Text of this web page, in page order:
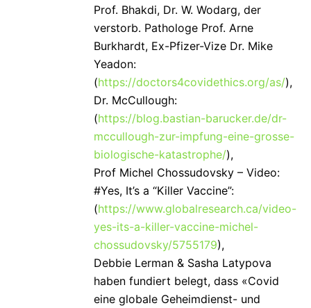
Prof. Bhakdi, Dr. W. Wodarg, der
verstorb. Pathologe Prof. Arne
Burkhardt, Ex-Pfizer-Vize Dr. Mike
Yeadon:
(https://doctors4covidethics.org/as/),
Dr. McCullough:
(https://blog.bastian-barucker.de/dr-
mccullough-zur-impfung-eine-grosse-
biologische-katastrophe/),
Prof Michel Chossudovsky – Video:
#Yes, It’s a “Killer Vaccine”:
(https://www.globalresearch.ca/video-
yes-its-a-killer-vaccine-michel-
chossudovsky/5755179),
Debbie Lerman & Sasha Latypova
haben fundiert belegt, dass «Covid
eine globale Geheimdienst- und